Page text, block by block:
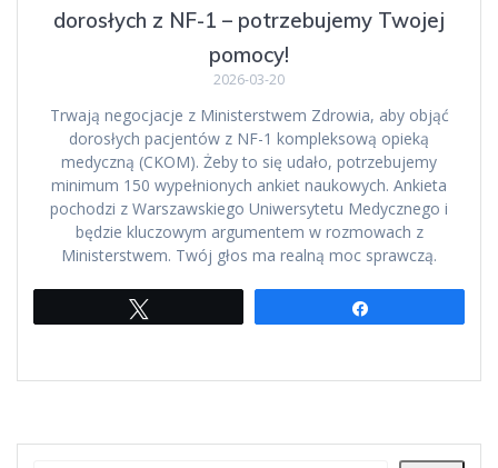
dorosłych z NF-1 – potrzebujemy Twojej
pomocy!
2026-03-20
Trwają negocjacje z Ministerstwem Zdrowia, aby objąć
dorosłych pacjentów z NF-1 kompleksową opieką
medyczną (CKOM). Żeby to się udało, potrzebujemy
minimum 150 wypełnionych ankiet naukowych. Ankieta
pochodzi z Warszawskiego Uniwersytetu Medycznego i
będzie kluczowym argumentem w rozmowach z
Ministerstwem. Twój głos ma realną moc sprawczą.